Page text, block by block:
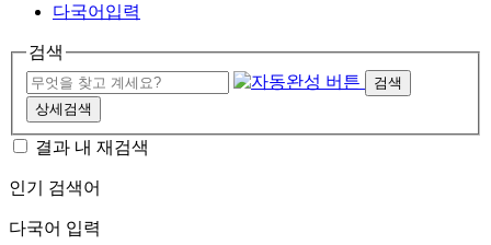
다국어입력
검색
검색
상세검색
결과 내 재검색
인기 검색어
다국어 입력